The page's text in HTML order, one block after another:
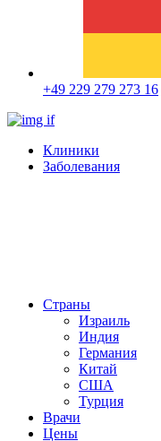
+49 229 279 273 16
Клиники
Заболевания
Страны
Израиль
Индия
Германия
Китай
США
Турция
Врачи
Цены